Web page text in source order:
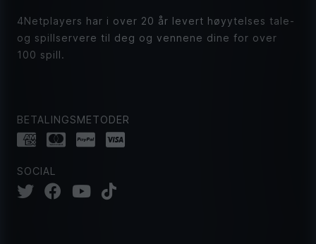
og spillservere til deg og vennene dine for over
100 spill.